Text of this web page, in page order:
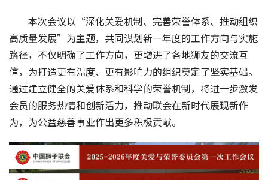
本次会议以“深化关爱机制、完善荣誉体系、推动组织
高质量发展”为主题，共同谋划新一年度的工作方向与实施
路径，不仅明确了工作方向，更增进了各地狮友的交流互
信，为打造更有温度、更有影响力的组织奠定了坚实基础。
通过建立健全的关爱体系和科学的荣誉机制，将进一步激发
会员的服务热情和创新活力，推动联会在新时代展现新作
为，为公益慈善事业作出更多积极贡献。